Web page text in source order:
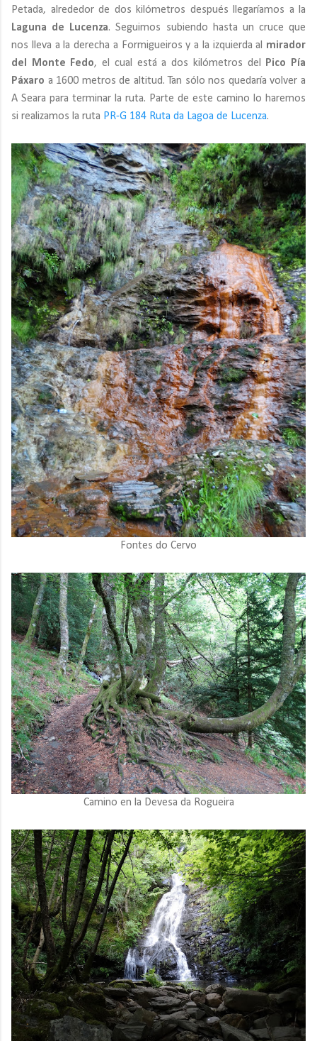
Petada, alrededor de dos kilómetros después llegaríamos a la
Laguna de Lucenza. Seguimos subiendo hasta un cruce que
nos lleva a la derecha a Formigueiros y a la izquierda al mirador
del Monte Fedo, el cual está a dos kilómetros del
Pico Pía
Páxaro a 1600 metros de altitud. Tan sólo nos quedaría volver a
A Seara para terminar la ruta. Parte de este camino lo haremos
si realizamos la ruta PR-G 184 Ruta da Lagoa de Lucenza.
Fontes do Cervo
Camino en la Devesa da Rogueira